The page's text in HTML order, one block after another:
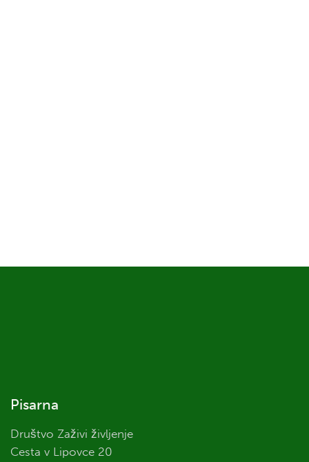
Pisarna
Društvo Zaživi življenje
Cesta v Lipovce 20